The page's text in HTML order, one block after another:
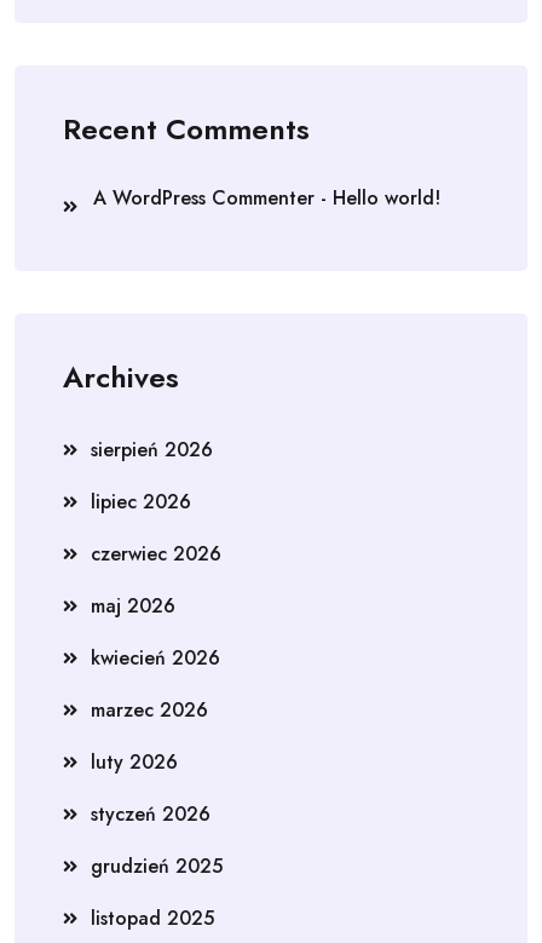
Recent Comments
A WordPress Commenter - Hello world!
Archives
sierpień 2026
lipiec 2026
czerwiec 2026
maj 2026
kwiecień 2026
marzec 2026
luty 2026
styczeń 2026
grudzień 2025
listopad 2025